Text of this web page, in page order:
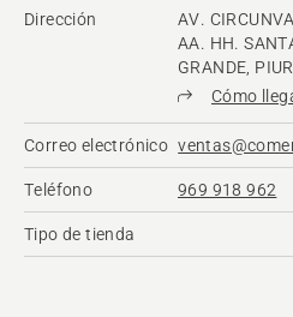
Dirección
AV.
AA. HH.
GRANDE,
Cómo
Correo electrónico
Teléfono 969 918 962
Tipo de tienda